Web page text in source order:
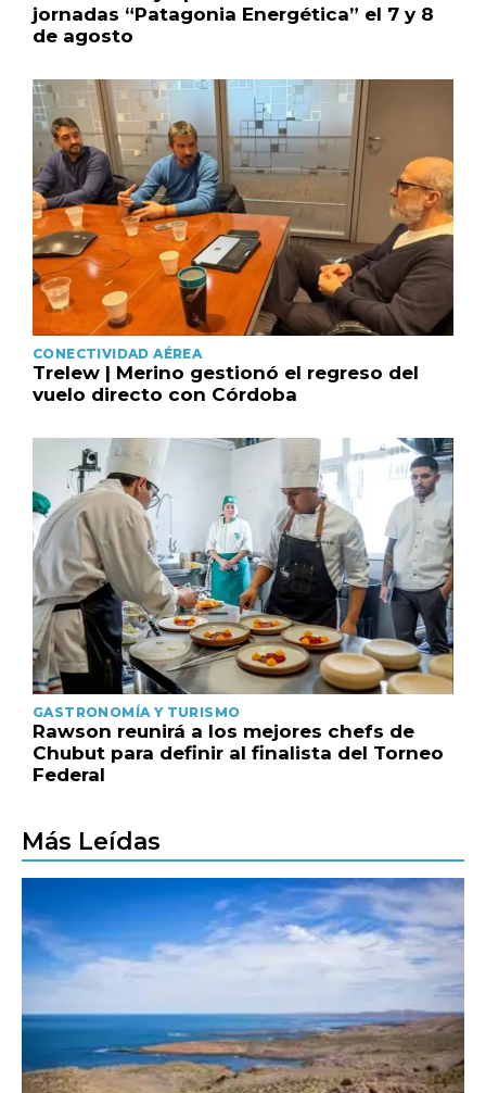
jornadas “Patagonia Energética” el 7 y 8
de agosto
CONECTIVIDAD AÉREA
Trelew | Merino gestionó el regreso del
vuelo directo con Córdoba
GASTRONOMÍA Y TURISMO
Rawson reunirá a los mejores chefs de
Chubut para definir al finalista del Torneo
Federal
Más Leídas